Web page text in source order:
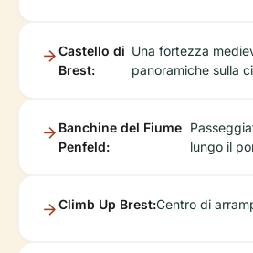
Castello di
Brest:
Una fortezza
panoramiche sulla
Banchine del Fiume
Penfeld:
lungo il
Climb Up Brest:Centro di